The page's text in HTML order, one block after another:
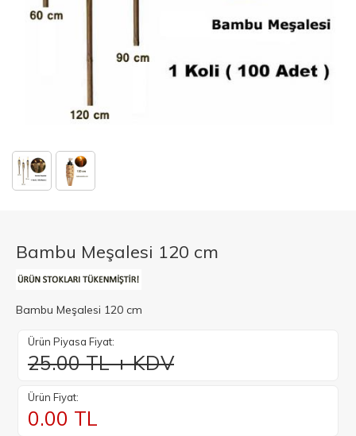
Bambu Meşalesi 120 cm
Bambu Meşalesi 120 cm
Ürün Piyasa Fiyat:
25.00 TL + KDV
Ürün Fiyat:
0.00 TL